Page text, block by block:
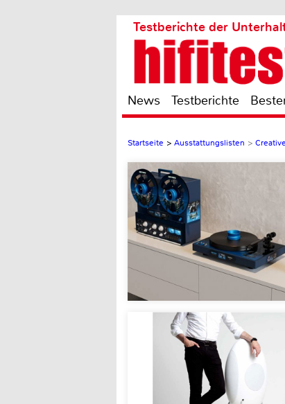
Testberichte der
News Testberichte
Startseite > Ausstattungslisten >